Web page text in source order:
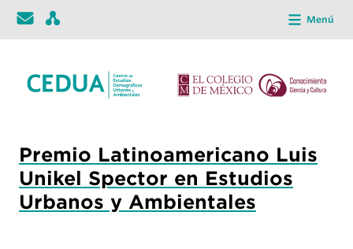
Menú
Premio Latinoamericano Luis
Unikel Spector en Estudios
Urbanos y Ambientales